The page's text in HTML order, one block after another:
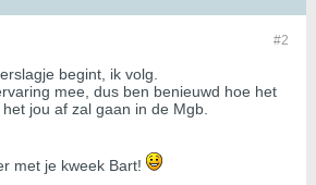
#2
begint, ik volg.
mee, dus ben benieuwd hoe het
jou af zal gaan in de Mgb.
met je kweek Bart!